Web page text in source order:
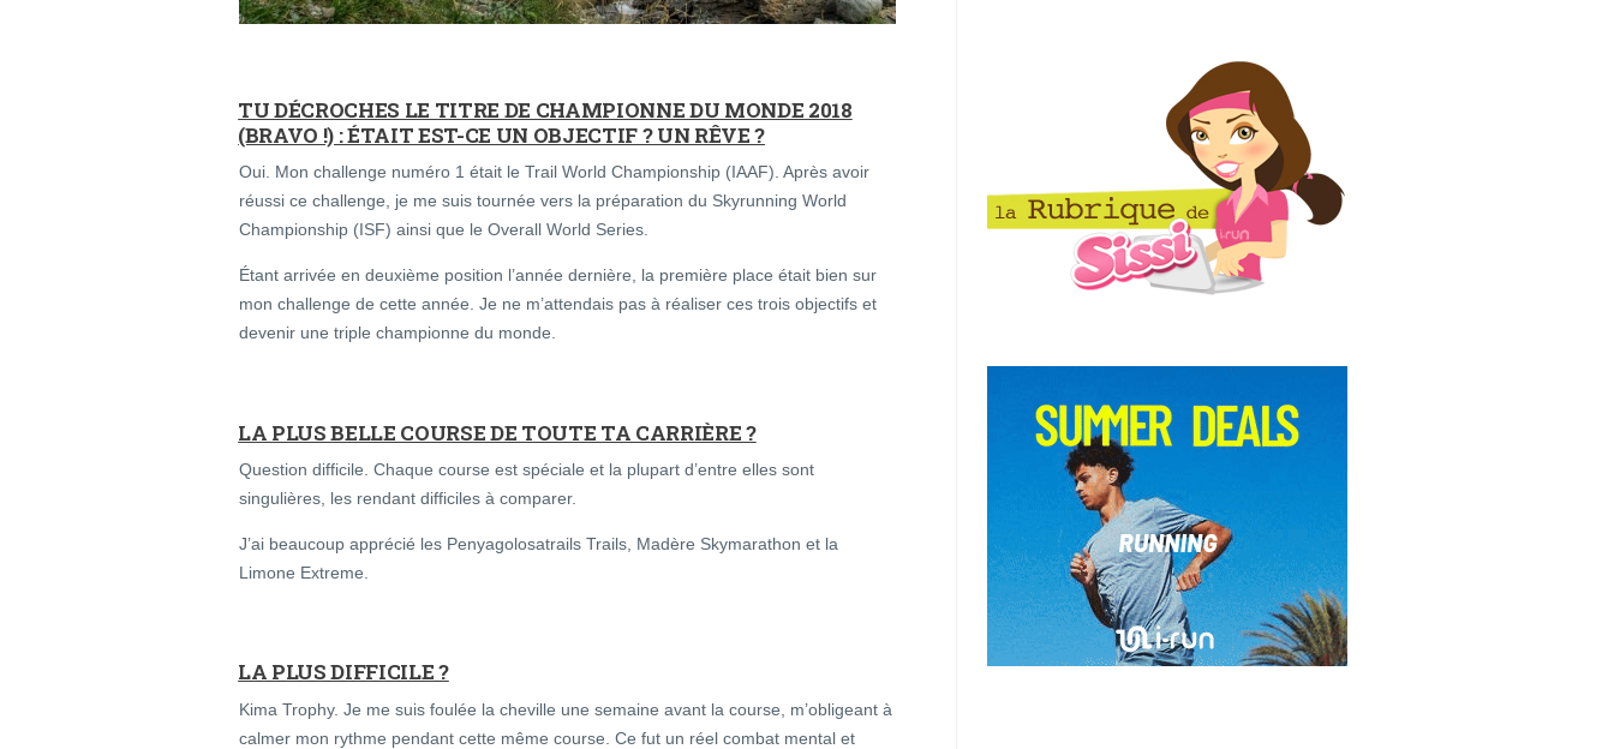
TU DÉCROCHES LE TITRE DE CHAMPIONNE DU MONDE 2018
(BRAVO !) : ÉTAIT EST-CE UN OBJECTIF ? UN RÊVE ?
Oui. Mon challenge numéro 1 était le Trail World Championship (IAAF). Après avoir
réussi ce challenge, je me suis tournée vers la préparation du Skyrunning World
Championship (ISF) ainsi que le Overall World Series.
Étant arrivée en deuxième position l’année dernière, la première place était bien sur
mon challenge de cette année. Je ne m’attendais pas à réaliser ces trois objectifs et
devenir une triple championne du monde.
LA PLUS BELLE COURSE DE TOUTE TA CARRIÈRE ?
Question difficile. Chaque course est spéciale et la plupart d’entre elles sont
singulières, les rendant difficiles à comparer.
J’ai beaucoup apprécié les Penyagolosatrails Trails, Madère Skymarathon et la
Limone Extreme.
LA PLUS DIFFICILE ?
Kima Trophy. Je me suis foulée la cheville une semaine avant la course, m’obligeant à
calmer mon rythme pendant cette même course. Ce fut un réel combat mental et